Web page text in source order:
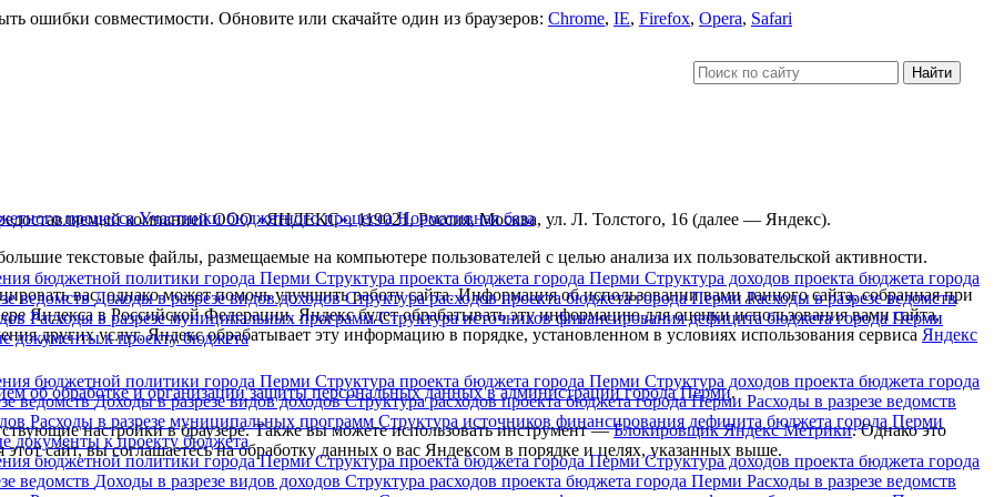
ошибки совместимости. Обновите или скачайте один из браузеров: Chrome, IE, Firefox, Opera, Safari
компанией ООО «ЯНДЕКС», 119021, Россия, Москва, ул. Л. Толстого, 16 (далее — Яндекс).
текстовые файлы, размещаемые на компьютере пользователей с целью анализа их пользовательской активности.
вас, однако может помочь улучшить работу сайта. Информация об использовании вами данного сайта, собранная при
Яндекса в Российской Федерации. Яндекс будет обрабатывать эту информацию для оценки использования вами сайта,
других услуг. Яндекс обрабатывает эту информацию в порядке, установленном в условиях использования сервиса Яндекс
об обработке и организации защиты персональных данных в администрации города Перми.
настройки в браузере. Также вы можете использовать инструмент —Блокировщик Яндекс Метрики. Однако это
сайт, вы соглашаетесь на обработку данных о вас Яндексом в порядке и целях, указанных выше.
процессаУчастники бюджетного процессаНормативная база
бюджетной политики города Перми Структура проекта бюджета города Перми Структура доходов проекта бюджета города
ведомствДоходы в разрезе видов доходовСтруктура расходов проекта бюджета города ПермиРасходы в разрезе ведомств
Расходы в разрезе муниципальных программСтруктура источников финансирования дефицита бюджета города Перми
документы к проекту бюджета
бюджетной политики города Перми Структура проекта бюджета города Перми Структура доходов проекта бюджета города
ведомствДоходы в разрезе видов доходовСтруктура расходов проекта бюджета города Перми Расходы в разрезе ведомств
Расходы в разрезе муниципальных программ Структура источников финансирования дефицита бюджета города Перми
документы к проекту бюджета
бюджетной политики города ПермиСтруктура проекта бюджета города ПермиСтруктура доходов проекта бюджета города
ведомств Доходы в разрезе видов доходов Структура расходов проекта бюджета города Перми Расходы в разрезе ведомств